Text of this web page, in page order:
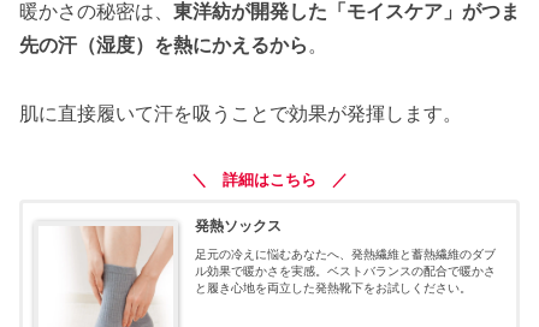
暖かさの秘密は、 東洋紡が開発した「モイスケア」がつま
先の汗（湿度）を熱にかえるから。
肌に直接履いて汗を吸うことで効果が発揮します。
＼ 詳細はこちら ／
発熱ソックス
足元の冷えに悩むあなたへ、発熱繊維と蓄熱繊維のダブ
ル効果で暖かさを実感。ベストバランスの配合で暖かさ
と履き心地を両立した発熱靴下をお試しください。